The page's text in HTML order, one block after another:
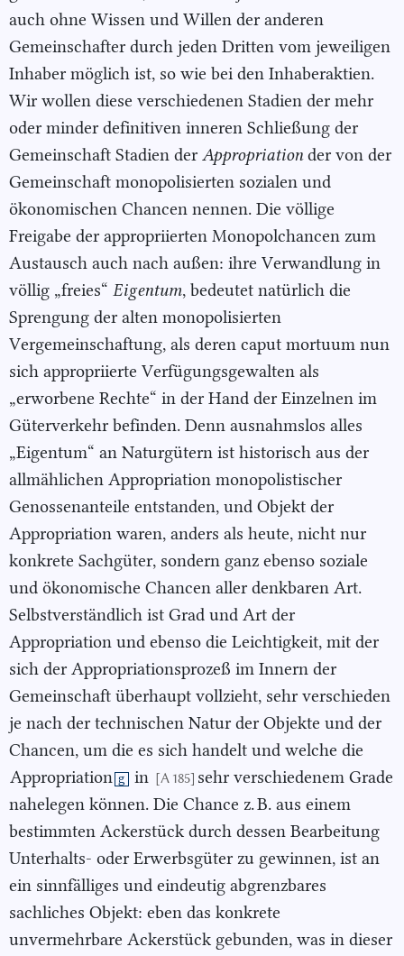
auch ohne Wissen und Willen der anderen
Gemeinschafter durch jeden Dritten vom jeweiligen
Inhaber möglich ist, so wie bei den Inhaberaktien.
Wir wollen diese verschiedenen Stadien der mehr
oder minder definitiven inneren Schließung der
Gemeinschaft Stadien der Appropriationder von der
Gemeinschaft monopolisierten sozialen und
ökonomischen Chancen nennen. Die völlige
Freigabe der appropriierten Monopolchancen zum
Austausch auch nach außen: ihre Verwandlung in
völlig „freies“ Eigentum, bedeutet natürlich die
Sprengung der alten monopolisierten
Vergemeinschaftung, als deren caput mortuum nun
sich appropriierte Verfügungsgewalten als
„erworbene Rechte“ in der Hand der Einzelnen im
Güterverkehr befinden. Denn ausnahmslos alles
„Eigentum“ an Naturgütern ist historisch aus der
allmählichen Appropriation monopolistischer
Genossenanteile entstanden, und Objekt der
Appropriation waren, anders als heute, nicht nur
konkrete Sachgüter, sondern ganz ebenso soziale
und ökonomische Chancen aller denkbaren Art.
Selbstverständlich ist Grad und Art der
Appropriation und ebenso die Leichtigkeit, mit der
sich der Appropriationsprozeß im Innern der
Gemeinschaft überhaupt vollzieht, sehr verschieden
je nach der technischen Natur der Objekte und der
Chancen, um die es sich handelt und welche die
Appropriation g in [A 185] sehr verschiedenem Grade
nahelegen können. Die Chance z. B. aus einem
bestimmten Ackerstück durch dessen Bearbeitung
Unterhalts- oder Erwerbsgüter zu gewinnen, ist an
ein sinnfälliges und eindeutig abgrenzbares
sachliches Objekt: eben das konkrete
unvermehrbare Ackerstück gebunden, was in dieser